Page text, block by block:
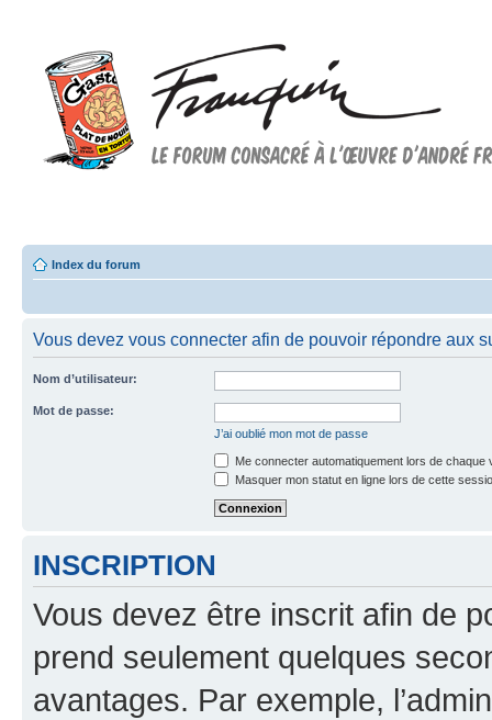
Index du forum
Vous devez vous connecter afin de pouvoir répondre aux
Nom d’utilisateur:
Mot de passe:
J’ai oublié mon mot de passe
Me connecter automatiquement lors de chaque
Masquer mon statut en ligne lors de cette
INSCRIPTION
Vous devez être inscrit afin de
prend seulement quelques
avantages. Par exemple,